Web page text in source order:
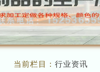
当前栏目： 行业资讯